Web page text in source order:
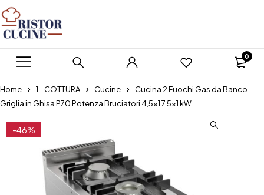
0
Home 1 - COTTURA Cucine
Cucina 2 Fuochi Gas da Banco
Griglia in Ghisa P70 Potenza Bruciatori 4,5×1 7,5×1 kW
-46%